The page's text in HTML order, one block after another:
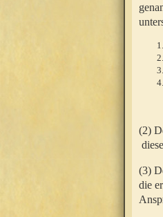
(2)
(3)
die